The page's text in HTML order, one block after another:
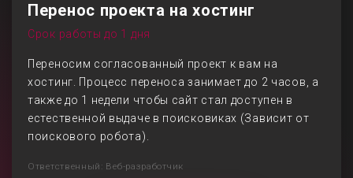
Перенос проекта на хостинг
Срок работы до 1 дня
Переносим согласованный проект к вам на
хостинг. Процесс переноса занимает до 2 часов, а
также до 1 недели чтобы сайт стал доступен в
естественной выдаче в поисковиках (Зависит от
поискового робота).
Ответственный: Веб-разработчик